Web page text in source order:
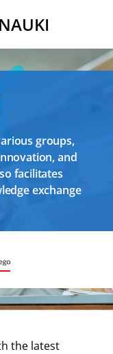
groups,
and
facilitates
exchange
the latest